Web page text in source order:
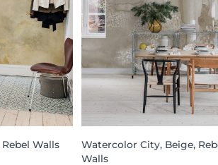
Walls
Watercolor City, Beige,
Walls